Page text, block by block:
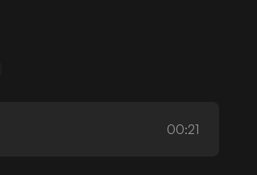
00:21